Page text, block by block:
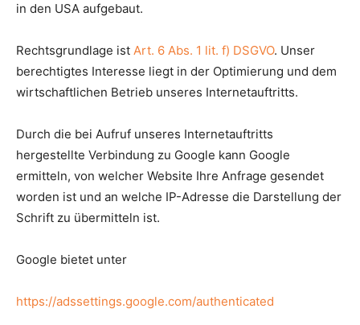
in den USA aufgebaut.
Rechtsgrundlage ist Art. 6 Abs. 1 lit. f) DSGVO. Unser
berechtigtes Interesse liegt in der Optimierung und dem
wirtschaftlichen Betrieb unseres Internetauftritts.
Durch die bei Aufruf unseres Internetauftritts
hergestellte Verbindung zu Google kann Google
ermitteln, von welcher Website Ihre Anfrage gesendet
worden ist und an welche IP-Adresse die Darstellung der
Schrift zu übermitteln ist.
Google bietet unter
https://adssettings.google.com/authenticated